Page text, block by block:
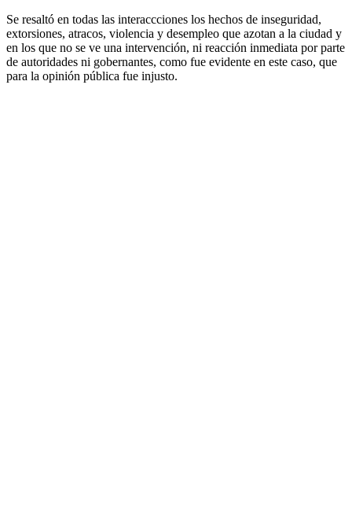
Se resaltó en todas las interaccciones los hechos de inseguridad,
extorsiones, atracos, violencia y desempleo que azotan a la ciudad y
en los que no se ve una intervención, ni reacción inmediata por parte
de autoridades ni gobernantes, como fue evidente en este caso, que
para la opinión pública fue injusto.